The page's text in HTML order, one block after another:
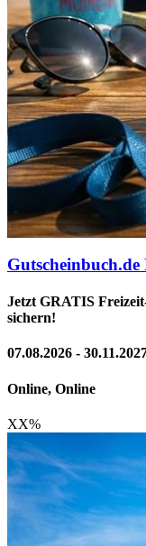
Jetzt GRATIS
sichern!
07.08.2026 -
Online, Online
XX%